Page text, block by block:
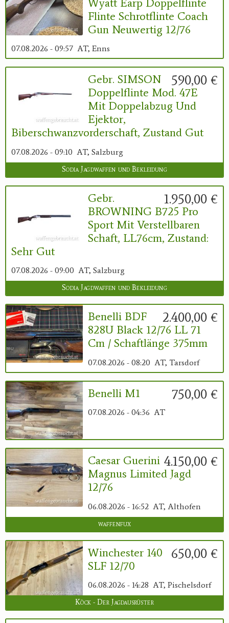
Flinte Schrotflinte Coach
Gun Neuwertig 12/76
07.08.2026 - 09:57 AT, Enns
590,00 €
Gebr. SIMSON
Doppelflinte Mod. 47E
Mit Doppelabzug Und
Ejektor,
Biberschwanzvorderschaft, Zustand Gut
07.08.2026 - 09:10 AT, Salzburg
Sodia Jagdwaffen und Bekleidung
1.950,00 €
Gebr.
BROWNING B725 Pro
Sport Mit Verstellbaren
Schaft, LL76cm, Zustand:
Sehr Gut
07.08.2026 - 09:00 AT, Salzburg
Sodia Jagdwaffen und Bekleidung
2.400,00 €
Benelli BDF
828U Black 12/76 LL 71
Cm / Schaftlänge 375mm
07.08.2026 - 08:20 AT, Tarsdorf
750,00 €
Benelli M1
07.08.2026 - 04:36 AT
4.150,00 €
Caesar Guerini
Magnus Limited Jagd
12/76
06.08.2026 - 16:52 AT, Althofen
waffenfux
650,00 €
Winchester 140
SLF 12/70
06.08.2026 - 14:28 AT, Pischelsdorf
Köck - Der Jagdausrüster